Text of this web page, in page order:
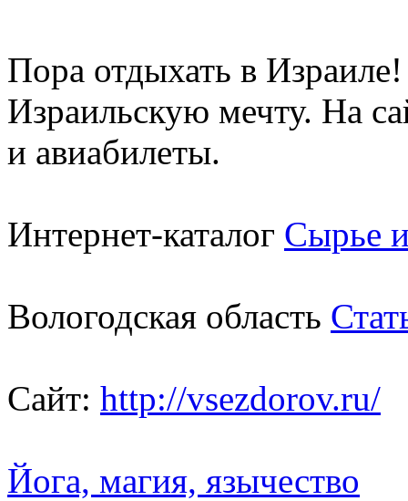
Пора отдыхать в
Израильскую мечту. На
и авиабилеты.
Интернет-каталог Сырье
Вологодская область
Сайт: http://vsezdorov.ru/
Йога, магия, язычество